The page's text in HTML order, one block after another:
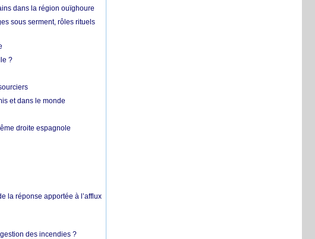
dans la région ouïghoure
sous serment, rôles rituels
?
et dans le monde
droite espagnole
la réponse apportée à l’afflux
des incendies ?